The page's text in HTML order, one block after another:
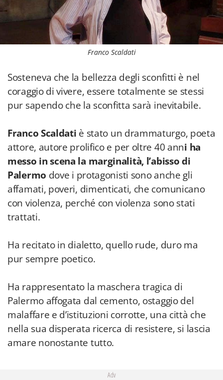
Franco Scaldati
Sosteneva che la bellezza degli sconfitti è nel
coraggio di vivere, essere totalmente se stessi
pur sapendo che la sconfitta sarà inevitabile.
Franco Scaldati è stato un drammaturgo, poeta
attore, autore prolifico e per oltre 40 anni ha
messo in scena la marginalità, l’abisso di
Palermo dove i protagonisti sono anche gli
affamati, poveri, dimenticati, che comunicano
con violenza, perché con violenza sono stati
trattati.
Ha recitato in dialetto, quello rude, duro ma
pur sempre poetico.
Ha rappresentato la maschera tragica di
Palermo affogata dal cemento, ostaggio del
malaffare e d’istituzioni corrotte, una città che
nella sua disperata ricerca di resistere, si lascia
amare nonostante tutto.
Adv